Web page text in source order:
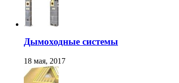
Дымоходные системы
18 мая, 2017